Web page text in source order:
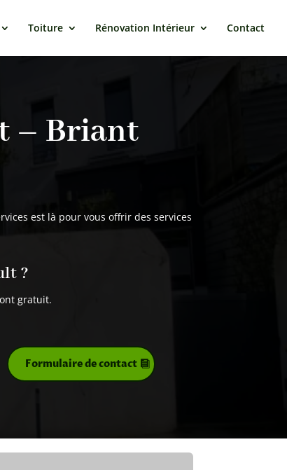
Toiture Rénovation Intérieur Contact
– Briant
est là pour vous offrir des services
?
gratuit.
Formulaire de contact